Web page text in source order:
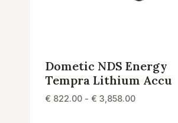
Dometic NDS Energy
Tempra Lithium Accu
€ 822.00 - € 3,858.00Prijsklasse: